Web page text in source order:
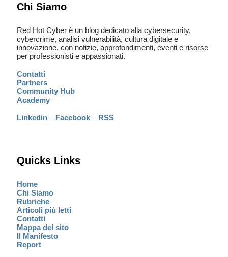
Chi Siamo
Red Hot Cyber è un blog dedicato alla cybersecurity,
cybercrime, analisi vulnerabilità, cultura digitale e
innovazione, con notizie, approfondimenti, eventi e risorse
per professionisti e appassionati.
Contatti
Partners
Community Hub
Academy
Linkedin – Facebook – RSS
Quicks Links
Home
Chi Siamo
Rubriche
Articoli più letti
Contatti
Mappa del sito
Il Manifesto
Report